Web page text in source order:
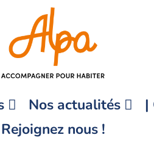
Nos actualités |
Rejoignez nous !